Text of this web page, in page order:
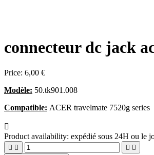
connecteur dc jack
Price: 6,00 €
Modèle: 50.tk901.008
Compatible: ACER travelmate 7520g series

Product availability: expédié sous 24H ou le
   